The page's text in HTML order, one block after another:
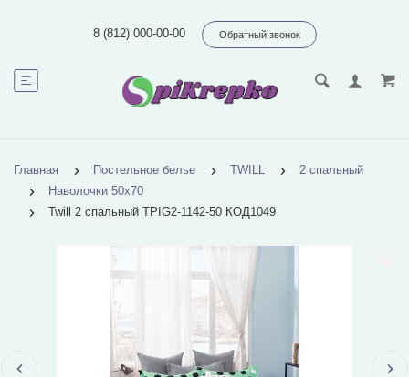
8 (812) 000-00-00 Обратный звонок
Главная Постельное белье TWILL
2 спальный
Наволочки 50х70
Twill 2 спальный TPIG2-1142-50 КОД1049